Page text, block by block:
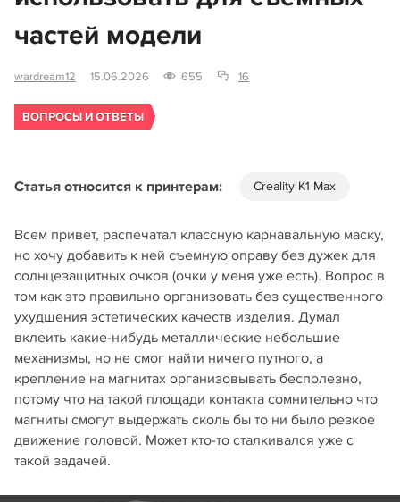
частей модели
wardream12 15.06.2026 655 16
ВОПРОСЫ И ОТВЕТЫ
Статья относится к принтерам: Creality K1 Max
Всем привет, распечатал классную карнавальную маску,
но хочу добавить к ней съемную оправу без дужек для
солнцезащитных очков (очки у меня уже есть). Вопрос в
том как это правильно организовать без существенного
ухудшения эстетических качеств изделия. Думал
вклеить какие-нибудь металлические небольшие
механизмы, но не смог найти ничего путного, а
крепление на магнитах организовывать бесполезно,
потому что на такой площади контакта сомнительно что
магниты смогут выдержать сколь бы то ни было резкое
движение головой. Может кто-то сталкивался уже с
такой задачей.